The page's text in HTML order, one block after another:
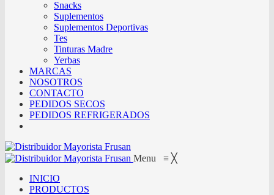
Snacks
Suplementos
Suplementos Deportivas
Tes
Tinturas Madre
Yerbas
MARCAS
NOSOTROS
CONTACTO
PEDIDOS SECOS
PEDIDOS REFRIGERADOS
Menu ≡ ╳
INICIO
PRODUCTOS